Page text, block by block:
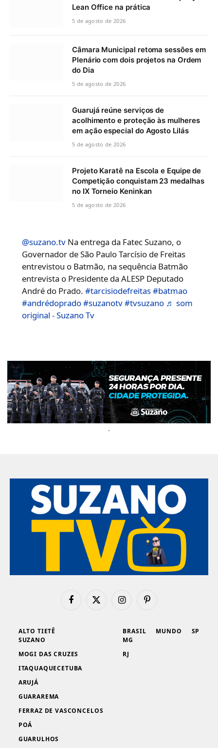
Lean Office na prática
5 de agosto de 2026
Câmara Municipal retoma sessões em
Plenário com dois projetos na Ordem
do Dia
5 de agosto de 2026
Guarujá reúne serviços de
acolhimento e proteção às mulheres
em ação especial do Agosto Lilás
5 de agosto de 2026
Projeto Karatê na Escola e Equipe de
Competição conquistam 23 medalhas
no IX Torneio Keninkan
5 de agosto de 2026
@suzano.tv Na entrega da Fatec Suzano, o
Governador de São Paulo Tarcísio de Freitas
entrevistou o Batmão, na sequência Batmão
entrevista o Presidente da ALESP Deputado
André do Prado.#tarcisiodefreitas#batmao
#andrédoprado#suzanotv#tvsuzano ♬ som
original - Suzano Tv
.
FacebookX
InstagramPinterest
ALTO TIETÊ
SUZANO
MOGI DAS CRUZES
ITAQUAQUECETUBA
ARUJÁ
GUARAREMA
FERRAZ DE VASCONCELOS
POÁ
GUARULHOS
BRASIL
MG
RJ
MUNDO SP